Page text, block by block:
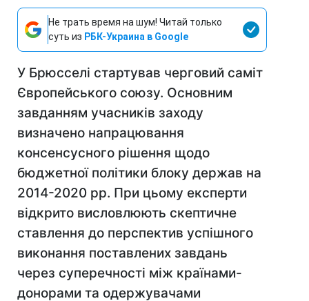
Не трать время на шум! Читай только
суть из РБК-Украина в Google
У Брюсселі стартував черговий саміт
Європейського союзу. Основним
завданням учасників заходу
визначено напрацювання
консенсусного рішення щодо
бюджетної політики блоку держав на
2014-2020 рр. При цьому експерти
відкрито висловлюють скептичне
ставлення до перспектив успішного
виконання поставлених завдань
через суперечності між країнами-
донорами та одержувачами